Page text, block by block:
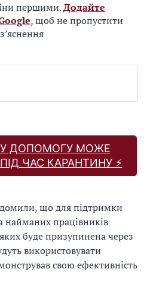
першими.Додайте
, щоб не пропустити
ДОПОМОГУ МОЖЕ
ЧАС КАРАНТИНУ ⚡️
що для підтримки
найманих працівників
буде призупинена через
використовувати
свою ефективність